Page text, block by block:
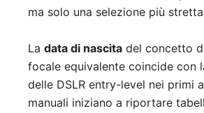
ma solo una selezione più stretta
La data di nascita del concetto
focale equivalente coincide con
delle DSLR entry-level nei primi
manuali iniziano a riportare